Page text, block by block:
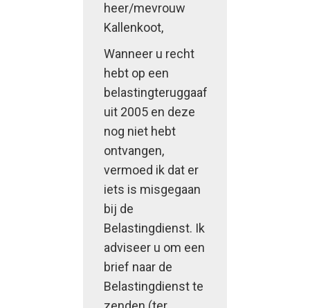
heer/mevrouw
Kallenkoot,
Wanneer u recht
hebt op een
belastingteruggaaf
uit 2005 en deze
nog niet hebt
ontvangen,
vermoed ik dat er
iets is misgegaan
bij de
Belastingdienst. Ik
adviseer u om een
brief naar de
Belastingdienst te